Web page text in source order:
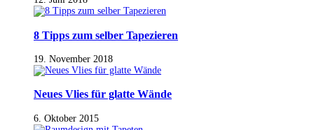
8 Tipps zum selber Tapezieren
19. November 2018
Neues Vlies für glatte Wände
6. Oktober 2015